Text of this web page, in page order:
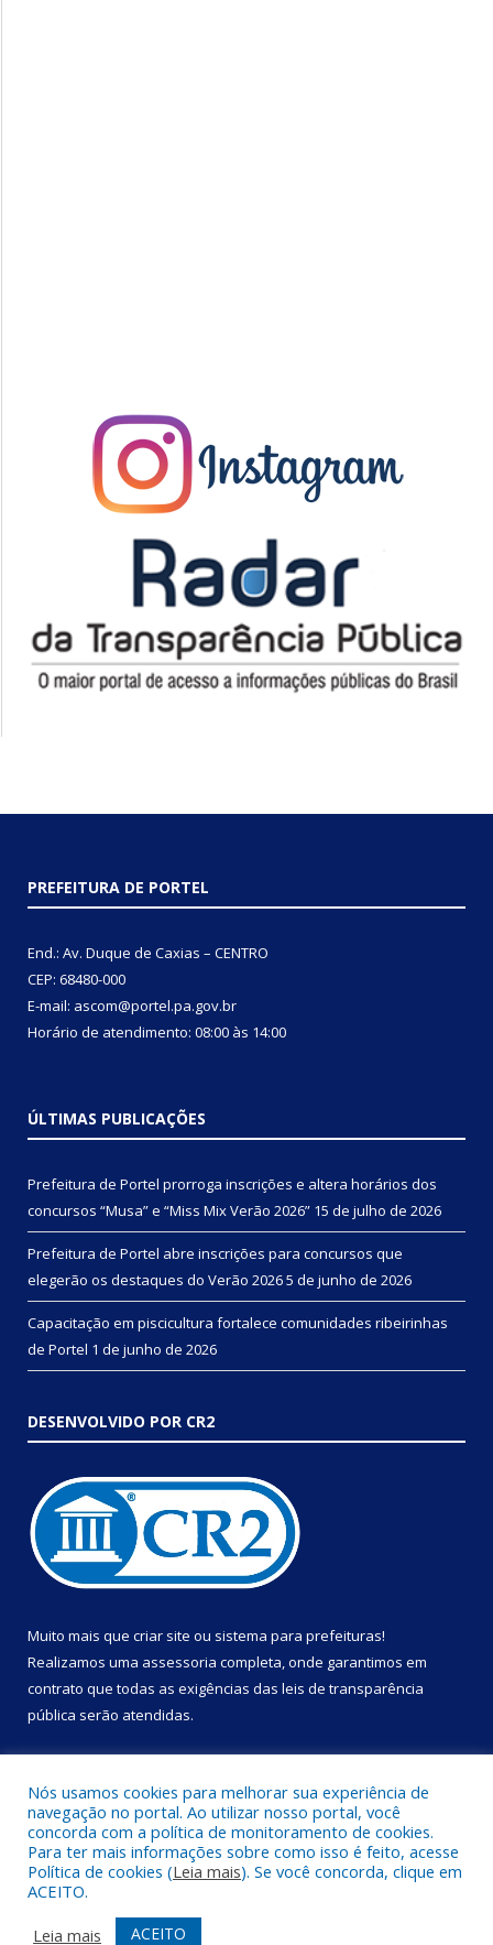
PREFEITURA DE PORTEL
End.: Av. Duque de Caxias – CENTRO
CEP: 68480-000
E-mail: ascom@portel.pa.gov.br
Horário de atendimento: 08:00 às 14:00
ÚLTIMAS PUBLICAÇÕES
Prefeitura de Portel prorroga inscrições e altera horários dos
concursos “Musa” e “Miss Mix Verão 2026” 15 de julho de 2026
Prefeitura de Portel abre inscrições para concursos que
elegerão os destaques do Verão 20265 de junho de 2026
Capacitação em piscicultura fortalece comunidades ribeirinhas
de Portel 1 de junho de 2026
DESENVOLVIDO POR CR2
Muito mais que criar site ou sistema para prefeituras!
Realizamos uma assessoria completa, onde garantimos em
contrato que todas as exigências das leis de transparência
pública serão atendidas.
Todos os direitos reservados a Prefeitura Municipal de Portel.
Mapa do Site
Acessar Área Administrativa
Nós usamos cookies para melhorar sua experiência de
navegação no portal. Ao utilizar nosso portal, você
concorda com a política de monitoramento de cookies.
Para ter mais informações sobre como isso é feito, acesse
Política de cookies (Leia mais). Se você concorda, clique em
ACEITO.
Leia mais
ACEITO